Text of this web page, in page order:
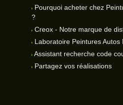
Pourquoi acheter chez
?
Creox - Notre marque de
Laboratoire Peintures Autos
Assistant recherche code
Partagez vos réalisations